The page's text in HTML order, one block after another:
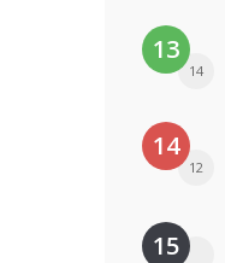
13
14
14
12
15